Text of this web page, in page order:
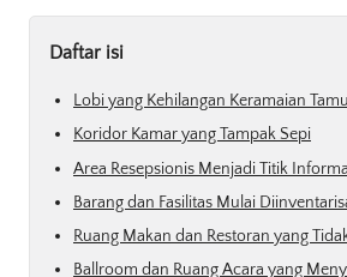
Daftar isi
Lobi yang Kehilangan Keramaian Tamu
Koridor Kamar yang Tampak Sepi
Area Resepsionis Menjadi Titik
Barang dan Fasilitas Mulai
Ruang Makan dan Restoran yang
Ballroom dan Ruang Acara yang